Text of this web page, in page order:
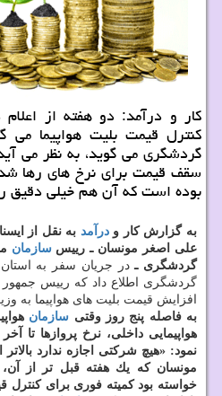
كار و درآمد: دو هفته از
كنترل قیمت بلیت هواپیما می
گردشگری می گوید، به نظر می
سقف قیمت برای نرخ های رها
بوده است كه آن هم خیلی دقیق
به گزارش كار ودرآمد به نقل از ایسنا
علی اصغر مونسان ـ رییسسازمان
گردشگری ـدر جریان سفر به استان
گردشگری اطلاع داد كه رییس
افزایش قیمت بلیت های هواپیما به
به فاصله پنج روز وقتی سازمان
هواپیمایی داخلی، نرخ پروازها تا
نمود: «هیچ شركتی اجازه ندارد
مونسان كه یك هفته قبل تر از
خواسته بود كمیته فوری برای كنترل